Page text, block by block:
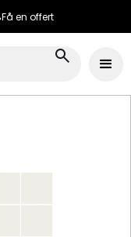
Få en offert